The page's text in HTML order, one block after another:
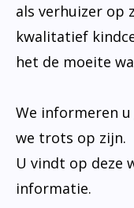
als verhuizer op
kwalitatief
het de moeite
We informeren
we trots op zijn.
U vindt op deze
informatie.